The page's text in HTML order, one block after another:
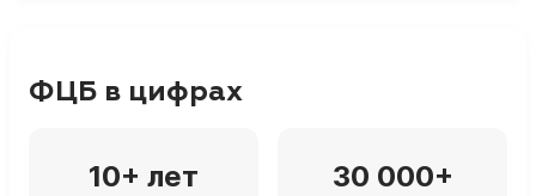
ФЦБ в цифрах
10+ лет 30 000+